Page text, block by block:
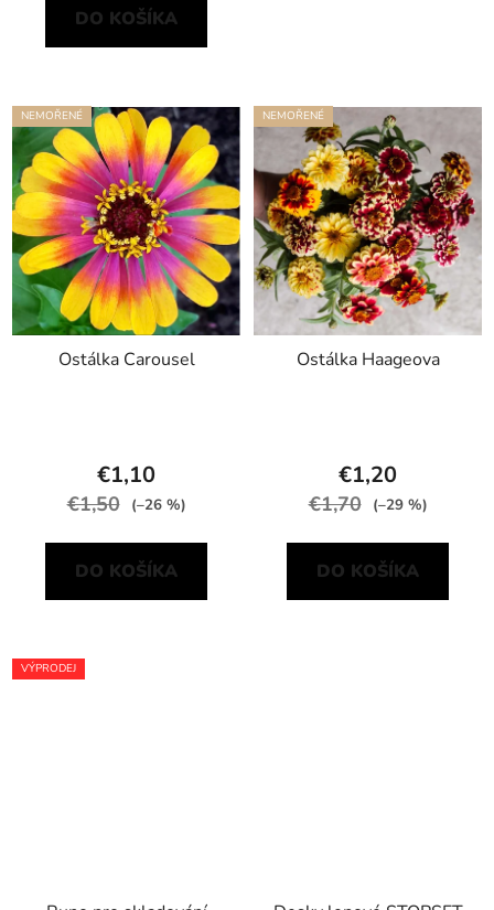
DO KOŠÍKA
NEMOŘENÉ
Ostálka Carousel
€1,10
€1,50 (–26 %)
DO KOŠÍKA
NEMOŘENÉ
Ostálka Haageova
€1,20
€1,70 (–29 %)
DO KOŠÍKA
VÝPRODEJ